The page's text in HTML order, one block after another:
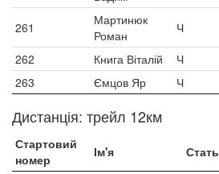
261
Мартинюк
Роман
Ч
262
Книга Віталій Ч
263
Ємцов Яр Ч
Дистанція: трейл 12км
Стартовий
номер
Ім'я Стать